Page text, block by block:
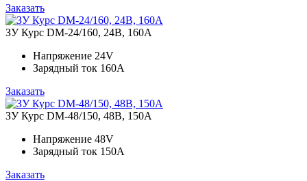
Заказать
ЗУ Курс DM-24/160, 24В, 160А
Напряжение 24V
Зарядный ток 160A
Заказать
ЗУ Курс DM-48/150, 48В, 150А
Напряжение 48V
Зарядный ток 150A
Заказать